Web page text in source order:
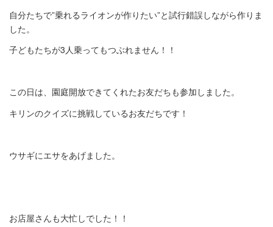
自分たちで”乗れるライオンが作りたい”と試行錯誤しながら作りま
した。
子どもたちが3人乗ってもつぶれません！！
この日は、園庭開放できてくれたお友だちも参加しました。
キリンのクイズに挑戦しているお友だちです！
ウサギにエサをあげました。
お店屋さんも大忙しでした！！